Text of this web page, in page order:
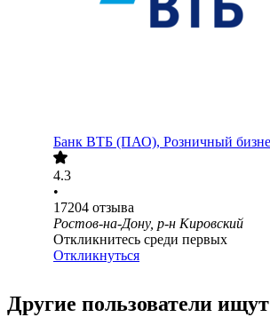
Банк ВТБ (ПАО), Розничный
4.3
•
17204 отзыва
Ростов-на-Дону, р-н Кировский
Откликнитесь среди первых
Откликнуться
Другие пользователи ищут